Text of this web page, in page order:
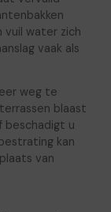
vuil water zich
vaak als
weg te
blaast
beschadigt u
kan
van